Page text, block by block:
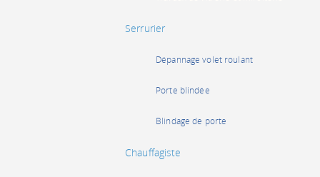
Serrurier
Dépannage volet roulant
Porte blindée
Blindage de porte
Chauffagiste